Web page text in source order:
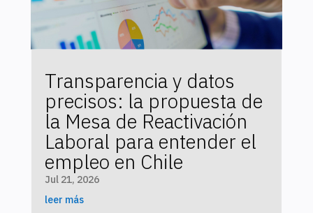
Transparencia y datos
precisos: la propuesta de
la Mesa de Reactivación
Laboral para entender el
empleo en Chile
Jul 21, 2026
leer más